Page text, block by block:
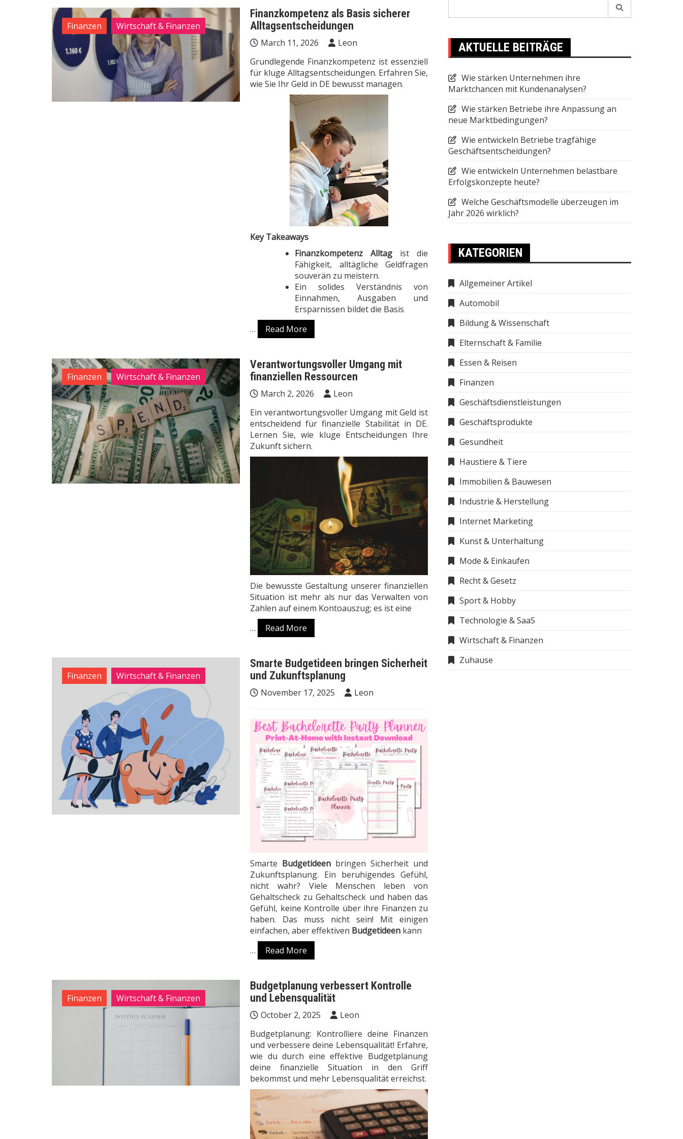
Finanzen Wirtschaft & Finanzen
Finanzkompetenz als Basis sicherer
Alltagsentscheidungen
March 11, 2026
Leon
Grundlegende Finanzkompetenz ist essenziell
für kluge Alltagsentscheidungen. Erfahren Sie,
wie Sie Ihr Geld in DE bewusst managen.
Key Takeaways
Finanzkompetenz Alltag ist die
Fähigkeit, alltägliche Geldfragen
souverän zu meistern.
Ein solides Verständnis von
Einnahmen, Ausgaben und
Ersparnissen bildet die Basis
…
Read More
Finanzen Wirtschaft & Finanzen
Verantwortungsvoller Umgang mit
finanziellen Ressourcen
March 2, 2026
Leon
Ein verantwortungsvoller Umgang mit Geld ist
entscheidend für finanzielle Stabilität in DE.
Lernen Sie, wie kluge Entscheidungen Ihre
Zukunft sichern.
Die bewusste Gestaltung unserer finanziellen
Situation ist mehr als nur das Verwalten von
Zahlen auf einem Kontoauszug; es ist eine
…
Read More
Finanzen Wirtschaft & Finanzen
Smarte Budgetideen bringen Sicherheit
und Zukunftsplanung
November 17, 2025 Leon
Smarte Budgetideen bringen Sicherheit und
Zukunftsplanung. Ein beruhigendes Gefühl,
nicht wahr? Viele Menschen leben von
Gehaltscheck zu Gehaltscheck und haben das
Gefühl, keine Kontrolle über ihre Finanzen zu
haben. Das muss nicht sein! Mit einigen
einfachen, aber effektiven Budgetideen kann
…
Read More
Finanzen Wirtschaft & Finanzen
Budgetplanung verbessert Kontrolle
und Lebensqualität
October 2, 2025
Leon
Budgetplanung: Kontrolliere deine Finanzen
und verbessere deine Lebensqualität! Erfahre,
wie du durch eine effektive Budgetplanung
deine finanzielle Situation in den Griff
bekommst und mehr Lebensqualität erreichst.
AKTUELLE BEITRÄGE
Wie stärken Unternehmen ihre
Marktchancen mit Kundenanalysen?
Wie stärken Betriebe ihre Anpassung an
neue Marktbedingungen?
Wie entwickeln Betriebe tragfähige
Geschäftsentscheidungen?
Wie entwickeln Unternehmen belastbare
Erfolgskonzepte heute?
Welche Geschäftsmodelle überzeugen im
Jahr 2026 wirklich?
KATEGORIEN
Allgemeiner Artikel
Automobil
Bildung & Wissenschaft
Elternschaft & Familie
Essen & Reisen
Finanzen
Geschäftsdienstleistungen
Geschäftsprodukte
Gesundheit
Haustiere & Tiere
Immobilien & Bauwesen
Industrie & Herstellung
Internet Marketing
Kunst & Unterhaltung
Mode & Einkaufen
Recht & Gesetz
Sport & Hobby
Technologie & SaaS
Wirtschaft & Finanzen
Zuhause